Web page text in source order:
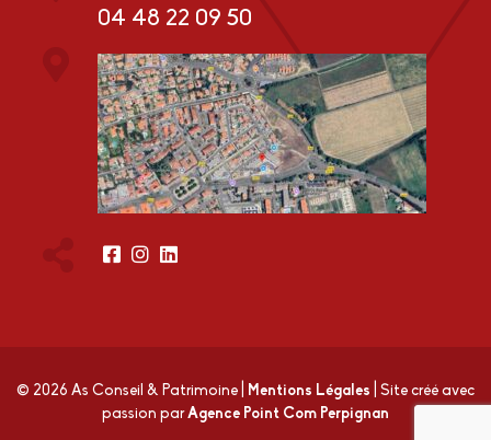
04 48 22 09 50
© 2026 As Conseil & Patrimoine Mentions Légales
Site créé avec
passion parAgence Point Com Perpignan